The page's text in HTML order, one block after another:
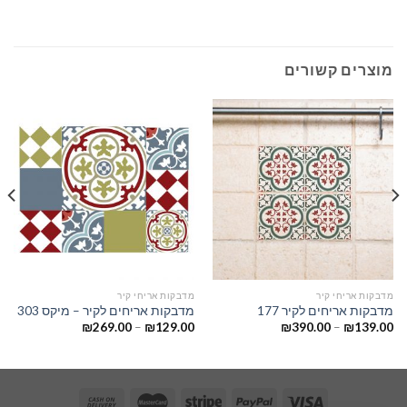
מוצרים קשורים
מדבקות אריחי קיר
מדבקות אריחים לקיר 177
₪139.00
–
₪390.00
מדבקות אריחי קיר
מדבקות אריחים לקיר – מיקס 303
₪129.00
–
₪269.00